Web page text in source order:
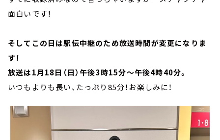
面白いです！
そしてこの日は駅伝中継のため放送時間が変更になりま
す！
放送は1月18日（日）午後3時15分～午後4時40分。
いつもよりも長い、たっぷり85分！お楽しみに！